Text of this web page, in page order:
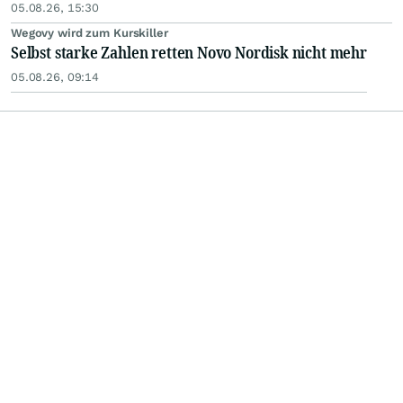
05.08.26, 15:30
Wegovy wird zum Kurskiller
Selbst starke Zahlen retten Novo Nordisk nicht mehr
05.08.26, 09:14